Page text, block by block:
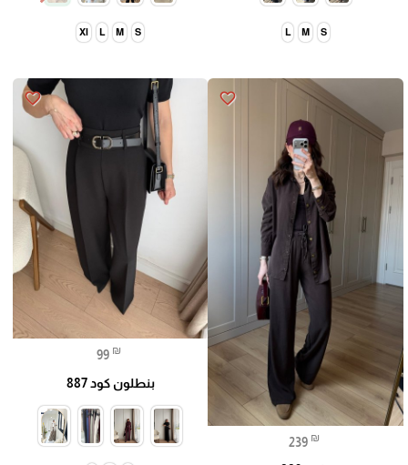
S
M
L
S
M
L
Xl
favorite_border
239 ₪
favorite_border
99 ₪
بنطلون كود 887